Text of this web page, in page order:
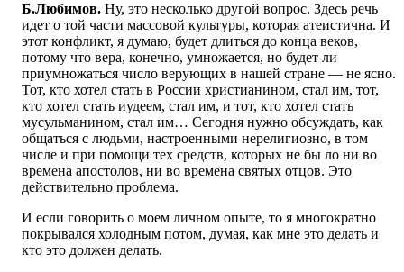
Б.Любимов. Ну, это несколько другой вопрос. Здесь речь
идет о той части массовой культуры, которая атеистична. И
этот конфликт, я думаю, будет длиться до конца веков,
потому что вера, конечно, умножается, но будет ли
приумножаться число верующих в нашей стране — не ясно.
Тот, кто хотел стать в России христианином, стал им, тот,
кто хотел стать иудеем, стал им, и тот, кто хотел стать
мусульманином, стал им… Сегодня нужно обсуждать, как
общаться с людьми, настроенными нерелигиозно, в том
числе и при помощи тех средств, которых не бы ло ни во
времена апостолов, ни во времена святых отцов. Это
действительно проблема.
И если говорить о моем личном опыте, то я многократно
покрывался холодным потом, думая, как мне это делать и
кто это должен делать.